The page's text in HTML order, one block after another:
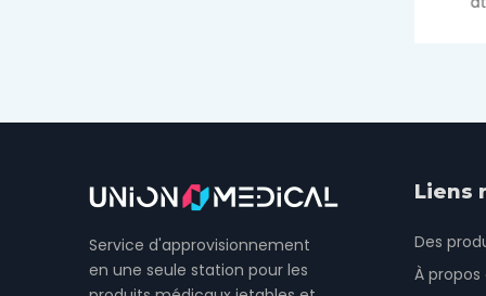
Service d'approvisionnement
en une seule station pour les
Liens
Des
À